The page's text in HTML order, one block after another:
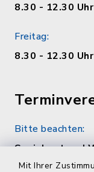
Mit Ihrer
8.30 - 12.30
Freitag:
8.30 - 12.30 Uhr
Bitte beachten:
Sozialamt und
telefonischer